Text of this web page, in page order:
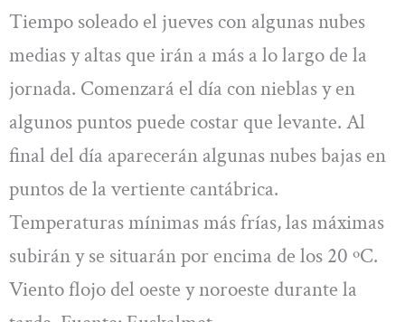
Tiempo soleado el jueves con algunas nubes
medias y altas que irán a más a lo largo de la
jornada. Comenzará el día con nieblas y en
algunos puntos puede costar que levante. Al
final del día aparecerán algunas nubes bajas en
puntos de la vertiente cantábrica.
Temperaturas mínimas más frías, las máximas
subirán y se situarán por encima de los 20 ºC.
Viento flojo del oeste y noroeste durante la